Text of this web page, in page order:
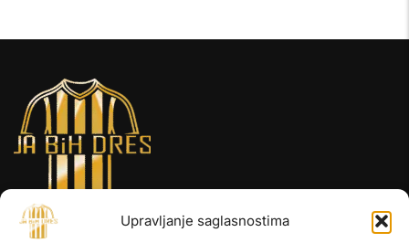
Upravljanje saglasnostima
INFORMACIJE